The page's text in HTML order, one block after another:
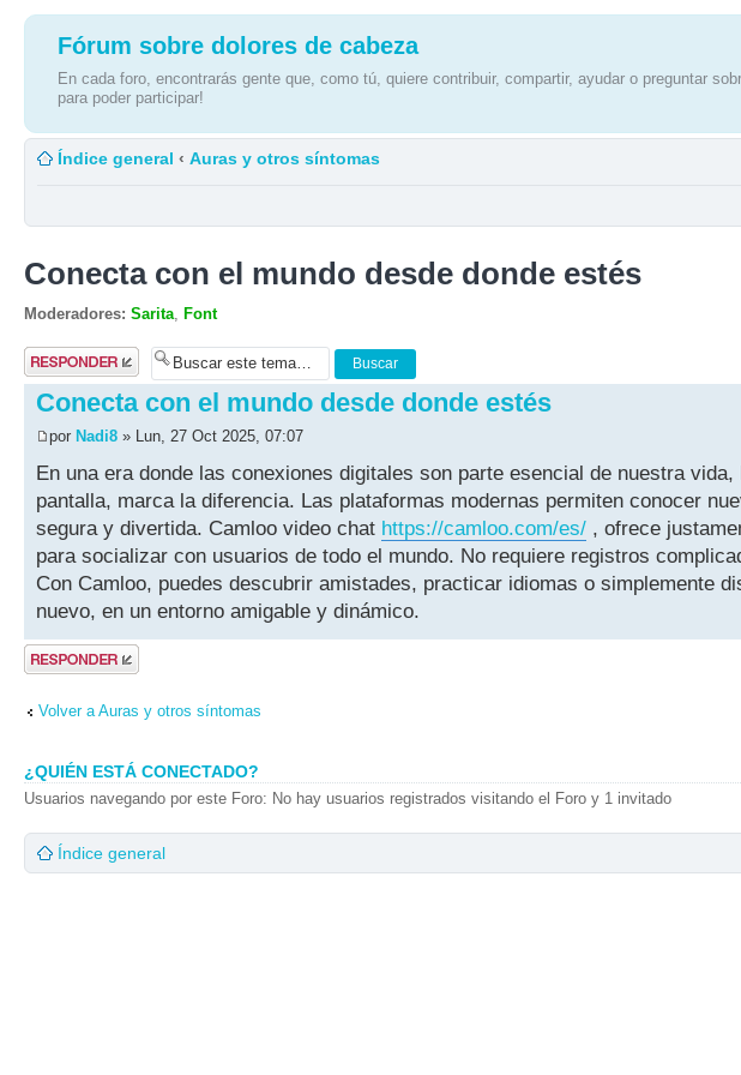
Fórum sobre dolores de cabeza
En cada foro, encontrarás gente que, como tú, quiere contribuir, compartir, ayudar o preguntar
para poder participar!
Índice general ‹ Auras y otros síntomas
Conecta con el mundo desde donde estés
Moderadores: Sarita Font
Publicar una
respuesta
Conecta con el mundo desde donde estés
por Nadi8 » Lun, 27 Oct 2025, 07:07
En una era donde las conexiones digitales son parte esencial de nuestra
pantalla, marca la diferencia. Las plataformas modernas permiten conocer
segura y divertida. Camloo video chat https://camloo.com/es/ , ofrece
para socializar con usuarios de todo el mundo. No requiere registros
Con Camloo, puedes descubrir amistades, practicar idiomas o simplemente
nuevo, en un entorno amigable y dinámico.
Publicar una
respuesta
Volver a Auras y otros síntomas
¿QUIÉN ESTÁ CONECTADO?
Usuarios navegando por este Foro: No hay usuarios registrados visitando el Foro y 1 invitado
Índice general